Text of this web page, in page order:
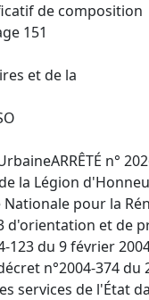
de composition
151
et de la
n°
la Légion
pour la
d'orientation et
123 du 9 février
n°2004-374
services de l'État